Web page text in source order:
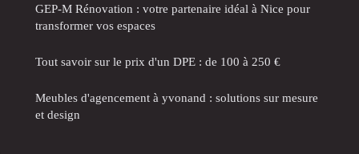
GEP-M Rénovation : votre partenaire idéal à Nice pour
transformer vos espaces
Tout savoir sur le prix d'un DPE : de 100 à 250 €
Meubles d'agencement à yvonand : solutions sur mesure
et design